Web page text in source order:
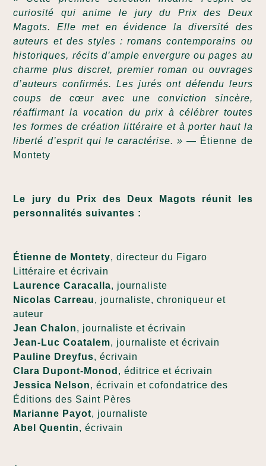
curiosité qui anime le jury du Prix des Deux
Magots. Elle met en évidence la diversité des
auteurs et des styles : romans contemporains ou
historiques, récits d’ample envergure ou pages au
charme plus discret, premier roman ou ouvrages
d’auteurs confirmés. Les jurés ont défendu leurs
coups de cœur avec une conviction sincère,
réaffirmant la vocation du prix à célébrer toutes
les formes de création littéraire et à porter haut la
liberté d’esprit qui le caractérise. »— Étienne de
Montety
Le jury du Prix des Deux Magots réunit les
personnalités suivantes :
Étienne de Montety, directeur du Figaro
Littéraire et écrivain
Laurence Caracalla, journaliste
Nicolas Carreau, journaliste, chroniqueur et
auteur
Jean Chalon, journaliste et écrivain
Jean-Luc Coatalem, journaliste et écrivain
Pauline Dreyfus, écrivain
Clara Dupont-Monod , éditrice et écrivain
Jessica Nelson, écrivain et cofondatrice des
Éditions des Saint Pères
Marianne Payot, journaliste
Abel Quentin, écrivain